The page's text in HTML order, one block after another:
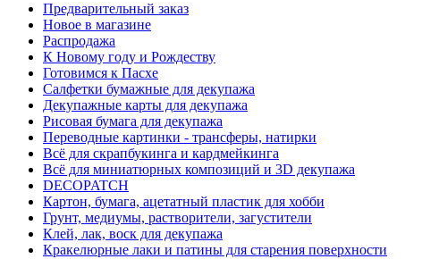
Предварительный заказ
Новое в магазине
Распродажа
К Новому году и Рождеству
Готовимся к Пасхе
Салфетки бумажные для декупажа
Декупажные карты для декупажа
Рисовая бумага для декупажа
Переводные картинки - трансферы, натирки
Всё для скрапбукинга и кардмейкинга
Всё для миниатюрных композиций и 3D декупажа
DECOPATCH
Картон, бумага, ацетатный пластик для хобби
Грунт, медиумы, растворители, загустители
Клей, лак, воск для декупажа
Кракелюрные лаки и патины для старения поверхности